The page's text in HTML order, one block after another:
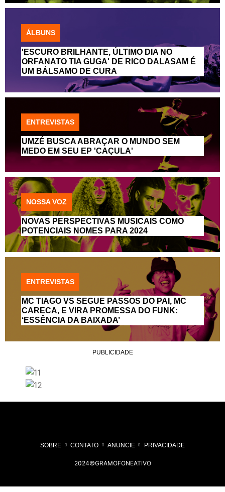
ÁLBUNS
'ESCURO BRILHANTE, ÚLTIMO DIA NO
ORFANATO TIA GUGA' DE RICO DALASAM É
UM BÁLSAMO DE CURA
ENTREVISTAS
UMZÉ BUSCA ABRAÇAR O MUNDO SEM
MEDO EM SEU EP 'CAÇULA'
NOSSA VOZ
NOVAS PERSPECTIVAS MUSICAIS COMO
POTENCIAIS NOMES PARA 2024
ENTREVISTAS
MC TIAGO VS SEGUE PASSOS DO PAI, MC
CARECA, E VIRA PROMESSA DO FUNK:
‘ESSÊNCIA DA BAIXADA’
PUBLICIDADE
SOBRE CONTATO ANUNCIE PRIVACIDADE
2024©GRAMOFONEATIVO